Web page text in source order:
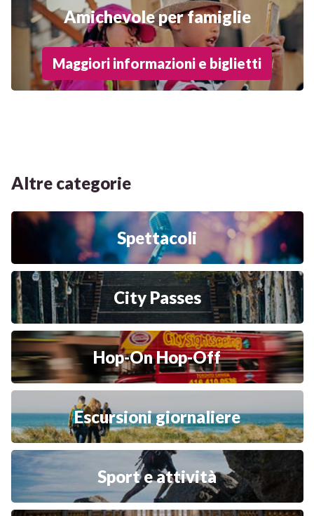
Amichevole per famiglie
Maggiori informazioni e biglietti
Altre categorie
Spettacoli
City Passes
Hop-On Hop-Off
Escursioni giornaliere
Sport e attività